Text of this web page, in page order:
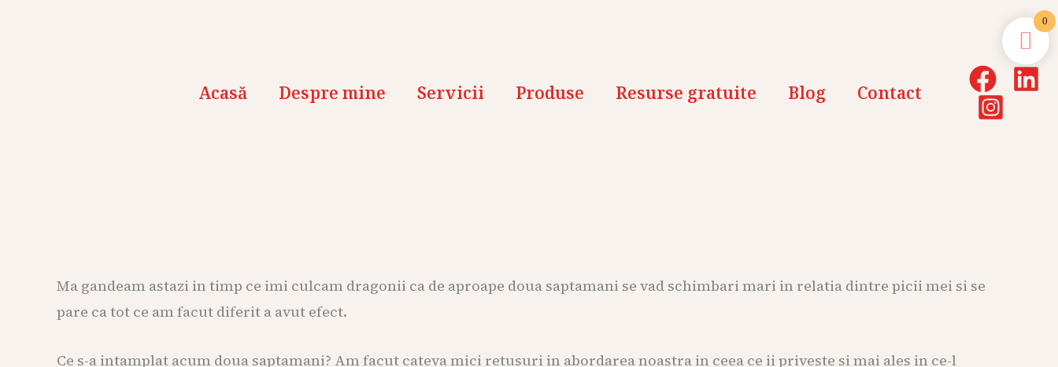
Acasă Despre mine Servicii Produse Resurse gratuite Blog Contact
Ma gandeam astazi in timp ce imi culcam dragonii ca de aproape doua saptamani se vad schimbari mari in relatia dintre picii mei si se
pare ca tot ce am facut diferit a avut efect.
Ce s-a intamplat acum doua saptamani? Am facut cateva mici retusuri in abordarea noastra in ceea ce ii priveste si mai ales in ce-l
0